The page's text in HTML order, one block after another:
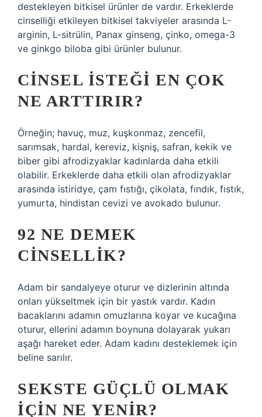
destekleyen bitkisel ürünler de vardır. Erkeklerde
cinselliği etkileyen bitkisel takviyeler arasında L-
arginin, L-sitrülin, Panax ginseng, çinko, omega-3
ve ginkgo biloba gibi ürünler bulunur.
CINSEL ISTEĞI EN ÇOK
NE ARTTIRIR?
Örneğin; havuç, muz, kuşkonmaz, zencefil,
sarımsak, hardal, kereviz, kişniş, safran, kekik ve
biber gibi afrodizyaklar kadınlarda daha etkili
olabilir. Erkeklerde daha etkili olan afrodizyaklar
arasında istiridye, çam fıstığı, çikolata, fındık, fıstık,
yumurta, hindistan cevizi ve avokado bulunur.
92 NE DEMEK
CINSELLIK?
Adam bir sandalyeye oturur ve dizlerinin altında
onları yükseltmek için bir yastık vardır. Kadın
bacaklarını adamın omuzlarına koyar ve kucağına
oturur, ellerini adamın boynuna dolayarak yukarı
aşağı hareket eder. Adam kadını desteklemek için
beline sarılır.
SEKSTE GÜÇLÜ OLMAK
IÇIN NE YENIR?